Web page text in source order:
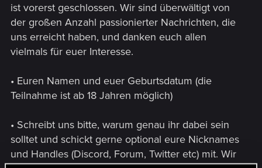
ist vorerst geschlossen. Wir sind überwältigt von
der großen Anzahl passionierter Nachrichten, die
uns erreicht haben, und danken euch allen
vielmals für euer Interesse.
• Euren Namen und euer Geburtsdatum (die
Teilnahme ist ab 18 Jahren möglich)
• Schreibt uns bitte, warum genau ihr dabei sein
solltet und schickt gerne optional eure Nicknames
und Handles (Discord, Forum, Twitter etc) mit. Wir